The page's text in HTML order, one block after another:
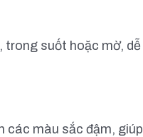
trong suốt hoặc mờ, dễ
các màu sắc đậm, giúp